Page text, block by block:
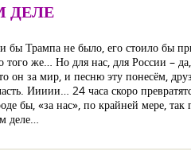
ДЕЛЕ
бы Трампа не было, его стоило бы
же… Но для нас, для России –
он за мир, и песню эту понесём,
Иииии… 24 часа скоро
бы, «за нас», по крайней мере,
деле…